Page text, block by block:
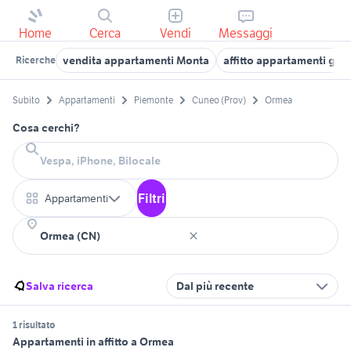
Home Cerca Vendi Messaggi
Ricerche vendita appartamenti Monta affitto appartamenti
Subito Appartamenti Piemonte Cuneo (Prov) Ormea
Cosa cerchi?
Appartamenti Filtri
Salva ricerca Dal più recente
1 risultato
Appartamenti in affitto a Ormea